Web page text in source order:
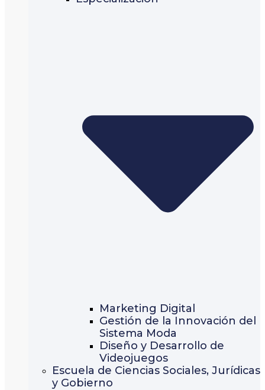
Marketing Digital
Gestión de la Innovación del
Sistema Moda
Diseño y Desarrollo de
Videojuegos
Escuela de Ciencias Sociales, Jurídicas
y Gobierno